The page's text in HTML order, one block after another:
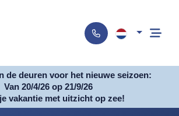
de deuren voor het nieuwe seizoen:
Van 20/4/26 op 21/9/26
vakantie met uitzicht op zee!